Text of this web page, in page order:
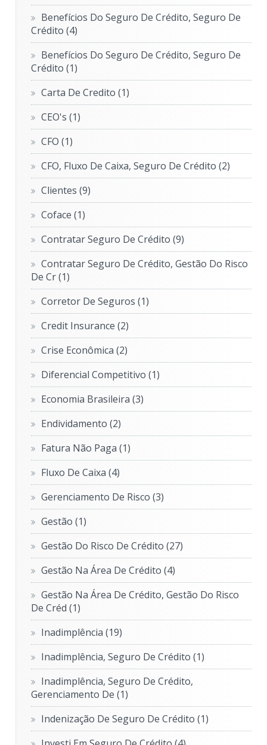
Benefícios Do Seguro De Crédito, Seguro De
Crédito(4)
Benefícios Do Seguro De Crédito, Seguro De
Crédito(1)
Carta De Credito(1)
CEO's(1)
CFO(1)
CFO, Fluxo De Caixa, Seguro De Crédito(2)
Clientes(9)
Coface(1)
Contratar Seguro De Crédito(9)
Contratar Seguro De Crédito, Gestão Do Risco
De Cr(1)
Corretor De Seguros(1)
Credit Insurance(2)
Crise Econômica(2)
Diferencial Competitivo(1)
Economia Brasileira(3)
Endividamento(2)
Fatura Não Paga(1)
Fluxo De Caixa(4)
Gerenciamento De Risco(3)
Gestão(1)
Gestão Do Risco De Crédito(27)
Gestão Na Área De Crédito(4)
Gestão Na Área De Crédito, Gestão Do Risco
De Créd(1)
Inadimplência(19)
Inadimplência, Seguro De Crédito(1)
Inadimplência, Seguro De Crédito,
Gerenciamento De(1)
Indenização De Seguro De Crédito(1)